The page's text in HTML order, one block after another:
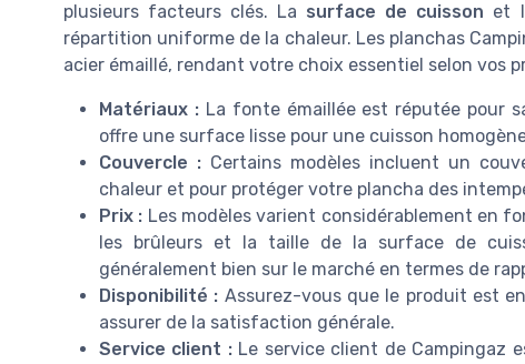
plusieurs facteurs clés. La surface de cuisson et
répartition uniforme de la chaleur. Les planchas
acier émaillé, rendant votre choix essentiel selon vos
Matériaux :La fonte émaillée est réputée pour
offre une surface lisse pour une cuisson
Couvercle : Certains modèles incluent un
chaleur et pour protéger votre plancha des
Prix : Les modèles varient considérablement en
les brûleurs et la taille de la surface de
généralement bien sur le marché en termes de
Disponibilité : Assurez-vous que le produit est
assurer de la satisfaction générale.
Service client :Le service client de Campingaz